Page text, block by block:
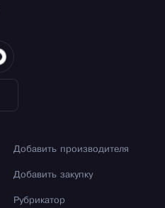
Добавить производителя
Добавить закупку
Рубрикатор